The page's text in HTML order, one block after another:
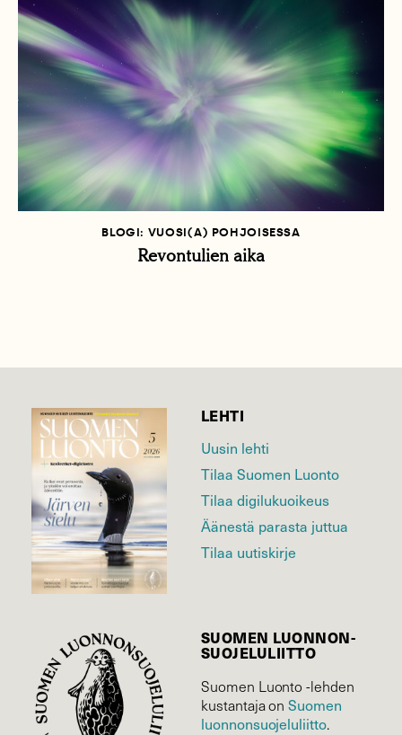
BLOGI: VUOSI(A) POHJOISESSA
Revontulien aika
LEHTI
Uusin lehti
Tilaa Suomen Luonto
Tilaa digilukuoikeus
Äänestä parasta juttua
Tilaa uutiskirje
SUOMEN LUONNON­
SUOJELU­LIITTO
Suomen Luonto -lehden
kustantaja onSuomen
luonnonsuojelu­liitto.